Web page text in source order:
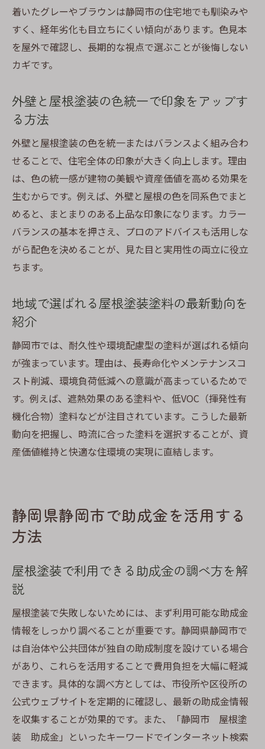
着いたグレーやブラウンは静岡市の住宅地でも馴染みや
すく、経年劣化も目立ちにくい傾向があります。色見本
を屋外で確認し、長期的な視点で選ぶことが後悔しない
カギです。
外壁と屋根塗装の色統一で印象をアップす
る方法
外壁と屋根塗装の色を統一またはバランスよく組み合わ
せることで、住宅全体の印象が大きく向上します。理由
は、色の統一感が建物の美観や資産価値を高める効果を
生むからです。例えば、外壁と屋根の色を同系色でまと
めると、まとまりのある上品な印象になります。カラー
バランスの基本を押さえ、プロのアドバイスも活用しな
がら配色を決めることが、見た目と実用性の両立に役立
ちます。
地域で選ばれる屋根塗装塗料の最新動向を
紹介
静岡市では、耐久性や環境配慮型の塗料が選ばれる傾向
が強まっています。理由は、長寿命化やメンテナンスコ
スト削減、環境負荷低減への意識が高まっているためで
す。例えば、遮熱効果のある塗料や、低VOC（揮発性有
機化合物）塗料などが注目されています。こうした最新
動向を把握し、時流に合った塗料を選択することが、資
産価値維持と快適な住環境の実現に直結します。
静岡県静岡市で助成金を活用する
方法
屋根塗装で利用できる助成金の調べ方を解
説
屋根塗装で失敗しないためには、まず利用可能な助成金
情報をしっかり調べることが重要です。静岡県静岡市で
は自治体や公共団体が独自の助成制度を設けている場合
があり、これらを活用することで費用負担を大幅に軽減
できます。具体的な調べ方としては、市役所や区役所の
公式ウェブサイトを定期的に確認し、最新の助成金情報
を収集することが効果的です。また、「静岡市 屋根塗
装 助成金」といったキーワードでインターネット検索